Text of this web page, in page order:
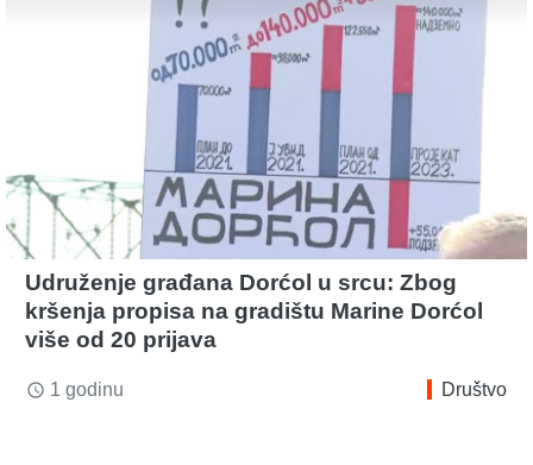
Udruženje građana Dorćol u srcu: Zbog
kršenja propisa na gradištu Marine Dorćol
više od 20 prijava
access_time 1 godinu Društvo